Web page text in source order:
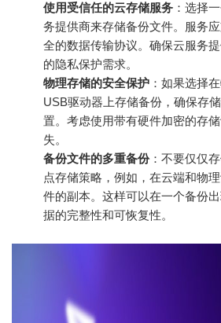
使用受信任的云存储服务 ：选择
务提供商来存储备份文件。服务
全的数据传输协议。确保云服务
的隐私保护需求。
物理存储的安全保护 ：如果选择
USB驱动器上存储备份，确保存
置。考虑使用带有硬件加密的存
失。
备份文件的多重备份：不要仅仅
点存储策略，例如，在云端和物
件的副本。这样可以在一个备份
据的完整性和可恢复性。